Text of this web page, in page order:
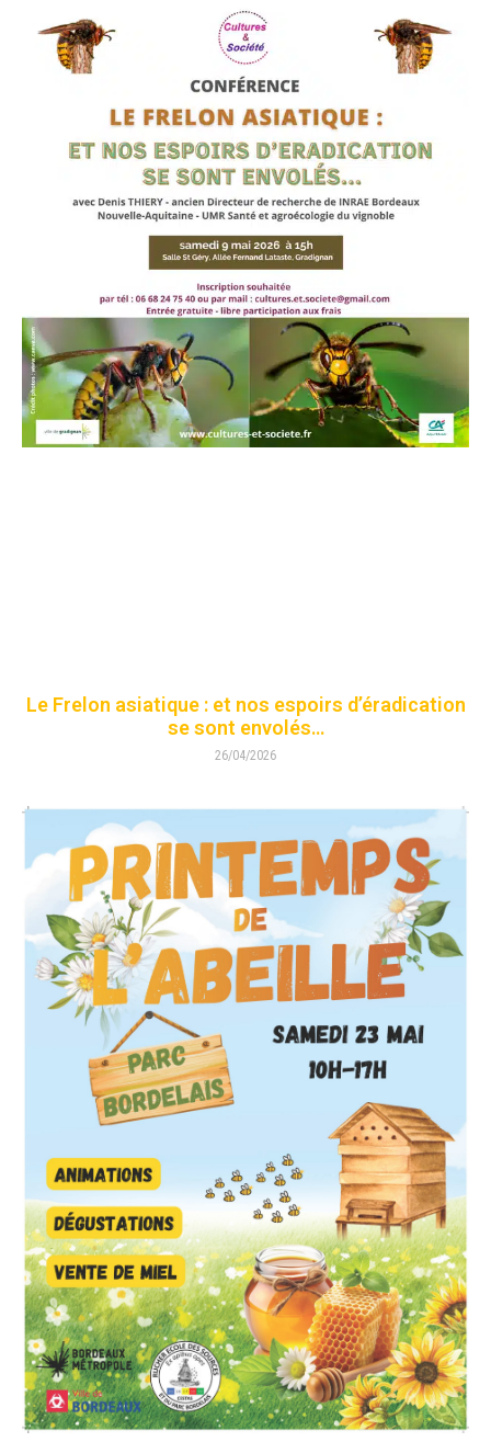
Le Frelon asiatique : et nos espoirs d’éradication
se sont envolés…
26/04/2026